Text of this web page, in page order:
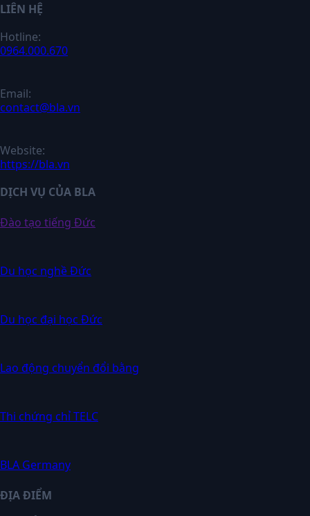
LIÊN HỆ
Hotline:
0964.000.670
Email:
contact@bla.vn
Website:
https://bla.vn
DỊCH VỤ CỦA BLA
Đào tạo tiếng Đức
Du học nghề Đức
Du học đại học Đức
Lao động chuyển đổi bằng
Thi chứng chỉ TELC
BLA Germany
ĐỊA ĐIỂM